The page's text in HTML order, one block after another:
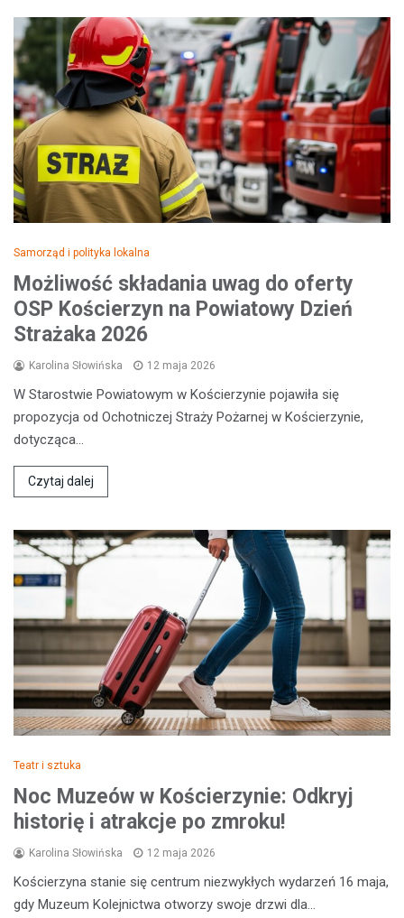
Samorząd i polityka lokalna
Możliwość składania uwag do oferty
OSP Kościerzyn na Powiatowy Dzień
Strażaka 2026
Karolina Słowińska 12 maja 2026
W Starostwie Powiatowym w Kościerzynie pojawiła się
propozycja od Ochotniczej Straży Pożarnej w Kościerzynie,
dotycząca…
Czytaj dalej
Teatr i sztuka
Noc Muzeów w Kościerzynie: Odkryj
historię i atrakcje po zmroku!
Karolina Słowińska 12 maja 2026
Kościerzyna stanie się centrum niezwykłych wydarzeń 16 maja,
gdy Muzeum Kolejnictwa otworzy swoje drzwi dla…